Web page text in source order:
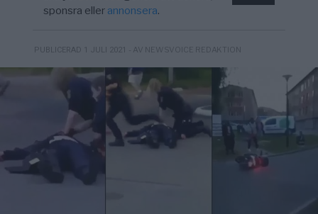
sponsra eller annonsera.
PUBLICERAD 1 JULI 2021 - AV NEWSVOICE REDAKTION